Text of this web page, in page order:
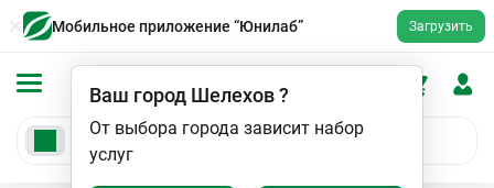
Мобильное приложение “Юнилаб” Загрузить
Ваш город Шелехов?
От выбора города зависит набор
услуг